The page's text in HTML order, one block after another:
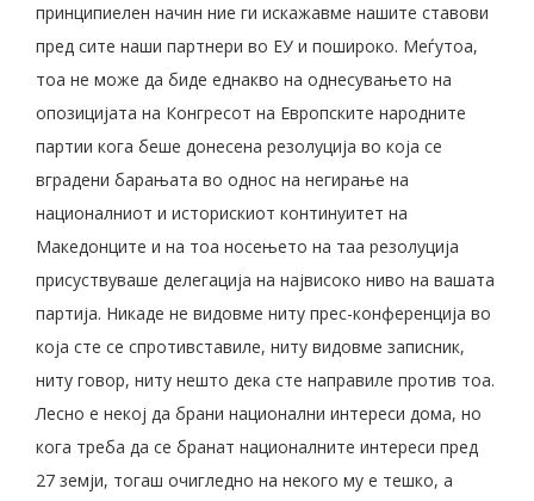
принципиелен начин ние ги искажавме нашите ставови
пред сите наши партнери во ЕУ и пошироко. Меѓутоа,
тоа не може да биде еднакво на однесувањето на
опозицијата на Конгресот на Европските народните
партии кога беше донесена резолуција во која се
вградени барањата во однос на негирање на
националниот и историскиот континуитет на
Македонците и на тоа носењето на таа резолуција
присуствуваше делегација на највисоко ниво на вашата
партија. Никаде не видовме ниту прес-конференција во
која сте се спротивставиле, ниту видовме записник,
ниту говор, ниту нешто дека сте направиле против тоа.
Лесно е некој да брани национални интереси дома, но
кога треба да се бранат националните интереси пред
27 земји, тогаш очигледно на некого му е тешко, а